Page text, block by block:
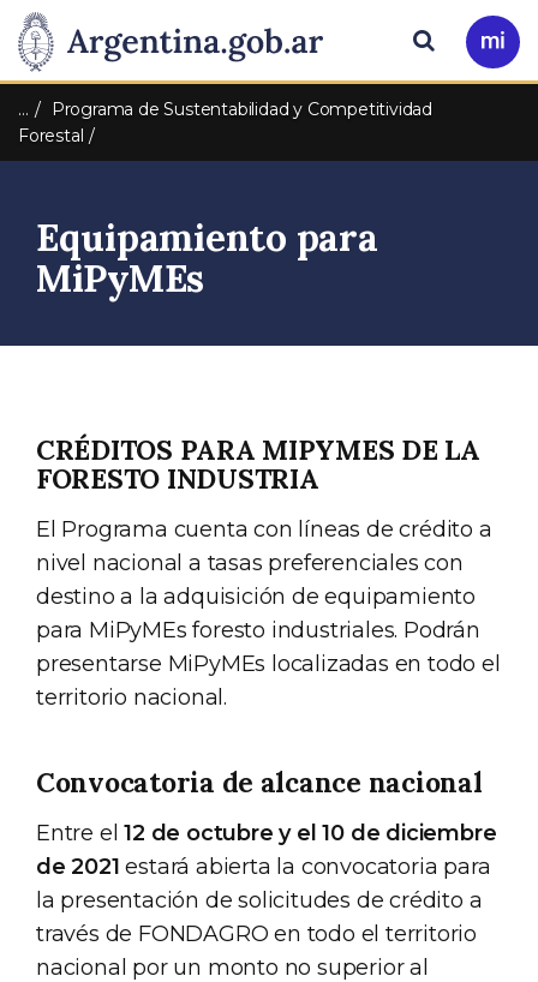
Presidencia
de
la
Nación
Pasar al contenido principal
Ir
a
Buscar
…
Programa de Sustentabilidad y Competitividad
Forestal
Equipamiento para
MiPyMEs
CRÉDITOS PARA MIPYMES DE LA
FORESTO INDUSTRIA
El Programa cuenta con líneas de crédito a
nivel nacional a tasas preferenciales con
destino a la adquisición de equipamiento
para MiPyMEs foresto industriales. Podrán
presentarse MiPyMEs localizadas en todo el
territorio nacional.
Convocatoria de alcance nacional
Entre el12 de octubre y el 10 de diciembre
de 2021 estará abierta la convocatoria para
la presentación de solicitudes de crédito a
través de FONDAGRO en todo el territorio
nacional por un monto no superior al